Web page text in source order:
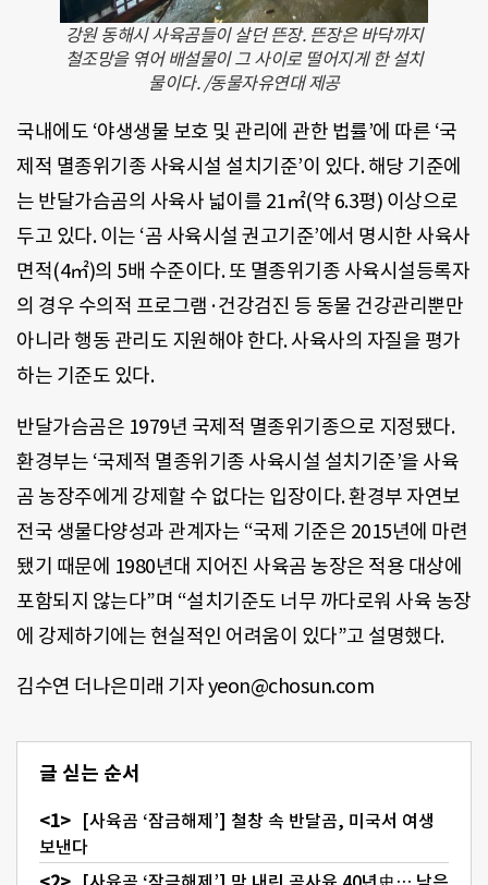
강원 동해시 사육곰들이 살던 뜬장. 뜬장은 바닥까지
철조망을 엮어 배설물이 그 사이로 떨어지게 한 설치
물이다. /동물자유연대 제공
국내에도 ‘야생생물 보호 및 관리에 관한 법률’에 따른 ‘국
제적 멸종위기종 사육시설 설치기준’이 있다. 해당 기준에
는 반달가슴곰의 사육사 넓이를 21㎡(약 6.3평) 이상으로
두고 있다. 이는 ‘곰 사육시설 권고기준’에서 명시한 사육사
면적(4㎡)의 5배 수준이다. 또 멸종위기종 사육시설등록자
의 경우 수의적 프로그램·건강검진 등 동물 건강관리뿐만
아니라 행동 관리도 지원해야 한다. 사육사의 자질을 평가
하는 기준도 있다.
반달가슴곰은 1979년 국제적 멸종위기종으로 지정됐다.
환경부는 ‘국제적 멸종위기종 사육시설 설치기준’을 사육
곰 농장주에게 강제할 수 없다는 입장이다. 환경부 자연보
전국 생물다양성과 관계자는 “국제 기준은 2015년에 마련
됐기 때문에 1980년대 지어진 사육곰 농장은 적용 대상에
포함되지 않는다”며 “설치기준도 너무 까다로워 사육 농장
에 강제하기에는 현실적인 어려움이 있다”고 설명했다.
김수연 더나은미래 기자 yeon@chosun.com
글 싣는 순서
[사육곰 ‘잠금해제’] 철창 속 반달곰, 미국서 여생
보낸다